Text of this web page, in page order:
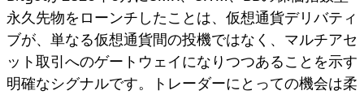
永久先物をローンチしたことは、 仮想通貨デリバティ
ブが、単なる仮想通貨間の投機ではなく、マルチアセ
ット取引へのゲートウェイになりつつあることを示す
明確なシグナルです。トレーダーにとっての機会は柔